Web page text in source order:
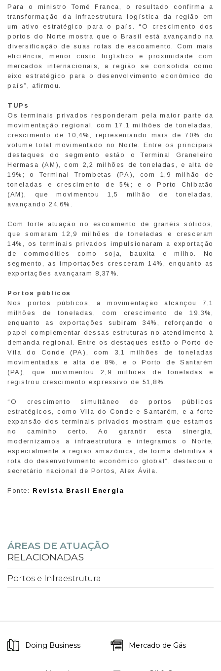
Para o ministro Tomé Franca, o resultado confirma a
transformação da infraestrutura logística da região em
um ativo estratégico para o país. “O crescimento dos
portos do Norte mostra que o Brasil está avançando na
diversificação de suas rotas de escoamento. Com mais
eficiência, menor custo logístico e proximidade com
mercados internacionais, a região se consolida como
eixo estratégico para o desenvolvimento econômico do
país”, afirmou.
TUPs
Os terminais privados responderam pela maior parte da
movimentação regional, com 17,1 milhões de toneladas,
crescimento de 10,4%, representando mais de 70% do
volume total movimentado no Norte. Entre os principais
destaques do segmento estão o Terminal Graneleiro
Hermasa (AM), com 2,2 milhões de toneladas, e alta de
19%; o Terminal Trombetas (PA), com 1,9 milhão de
toneladas e crescimento de 5%; e o Porto Chibatão
(AM), que movimentou 1,5 milhão de toneladas,
avançando 24,6%.
Com forte atuação no escoamento de granéis sólidos,
que somaram 12,9 milhões de toneladas e cresceram
14%, os terminais privados impulsionaram a exportação
de commodities como soja, bauxita e milho. No
segmento, as importações cresceram 14%, enquanto as
exportações avançaram 8,37%.
Portos públicos
Nos portos públicos, a movimentação alcançou 7,1
milhões de toneladas, com crescimento de 19,3%,
enquanto as exportações subiram 34%, reforçando o
papel complementar dessas estruturas no atendimento à
demanda regional. Entre os destaques estão o Porto de
Vila do Conde (PA), com 3,1 milhões de toneladas
movimentadas e alta de 8%, e o Porto de Santarém
(PA), que movimentou 2,9 milhões de toneladas e
registrou crescimento expressivo de 51,8%.
“O crescimento simultâneo de portos públicos
estratégicos, como Vila do Conde e Santarém, e a forte
expansão dos terminais privados mostram que estamos
no caminho certo. Ao garantir esta sinergia,
modernizamos a infraestrutura e integramos o Norte,
especialmente a região amazônica, de forma definitiva à
rota do desenvolvimento econômico global”, destacou o
secretário nacional de Portos, Alex Ávila.
Fonte: Revista Brasil Energia
ÁREAS DE ATUAÇÃO
RELACIONADAS
Portos e Infraestrutura
Doing Business Mercado de Gás